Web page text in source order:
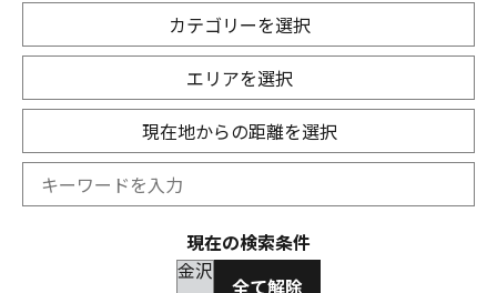
カテゴリーを選択
エリアを選択
現在地からの距離を選択
現在の検索条件
金沢
全て解除